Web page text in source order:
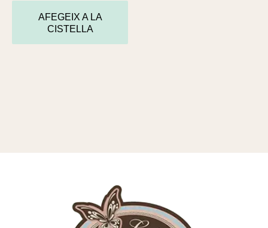
AFEGEIX A LA
CISTELLA